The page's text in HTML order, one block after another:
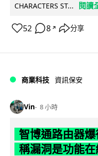
CHARACTERS ST...
閱讀
52 8 ↗ 分享
商業科技 資訊保安
Vin 8 小時
智博通路由器
稱漏洞是功能在